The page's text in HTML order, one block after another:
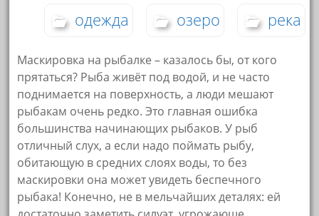
одежда озеро река
Маскировка на рыбалке – казалось бы, от кого
прятаться? Рыба живёт под водой, и не часто
поднимается на поверхность, а люди мешают
рыбакам очень редко. Это главная ошибка
большинства начинающих рыбаков. У рыб
отличный слух, а если надо поймать рыбу,
обитающую в средних слоях воды, то без
маскировки она может увидеть беспечного
рыбака! Конечно, не в мельчайших деталях: ей